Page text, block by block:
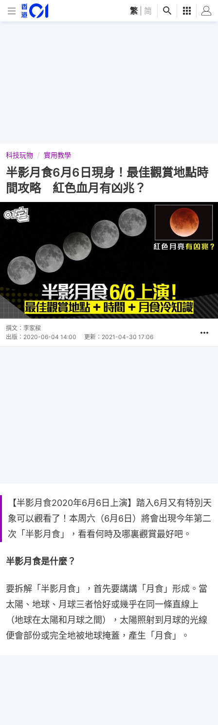
繁 简
科技玩物 實用教學
半影月食6月6日現身！最佳觀賞地點時
間攻略 紅色血月有凶兆？
撰文： 李家樑
出版： 2020-06-04 14:00 更新： 2021-04-30 17:06
【半影月食2020年6月6日上演】踏入6月又有特別天
象可以觀看了！本周六（6月6日）將會出現今年第二
次「半影月食」，看看何時及哪裏觀賞最好吧。
半影月食是什麼？
要拆解「半影月食」，首先要講講「月食」形成。當
太陽、地球、月球三者恰好或幾乎在同一條直線上
（地球在太陽和月球之間），太陽照射到月球的光線
便會部份或完全地被地球掩蓋，產生「月食」。